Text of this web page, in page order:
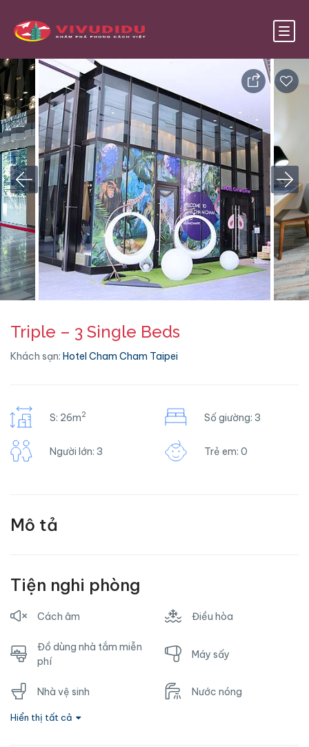
Triple – 3 Single Beds
Khách sạn: Hotel Cham Cham Taipei
S: 26m2 Số giường: 3
Người lớn: 3 Trẻ em: 0
Mô tả
Tiện nghi phòng
Cách âm Điều hòa
Đồ dùng nhà tắm miễn
phí
Máy sấy
Nhà vệ sinh Nước nóng
Ổ cắm gần giường
Hiển thị tất cả